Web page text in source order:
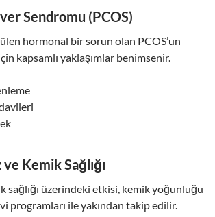
Sendromu (PCOS)
hormonal bir sorun olan PCOS’un
kapsamlı yaklaşımlar benimsenir.
Kemik Sağlığı
sağlığı üzerindeki etkisi, kemik yoğunluğu
programları ile yakından takip edilir.